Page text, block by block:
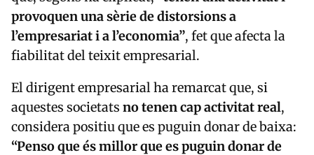
provoquen una sèrie de distorsions a
l’empresariat i a l’economia”, fet que afecta la
fiabilitat del teixit empresarial.
El dirigent empresarial ha remarcat que, si
aquestes societats no tenen cap activitat real,
considera positiu que es puguin donar de baixa:
“Penso que és millor que es puguin donar de